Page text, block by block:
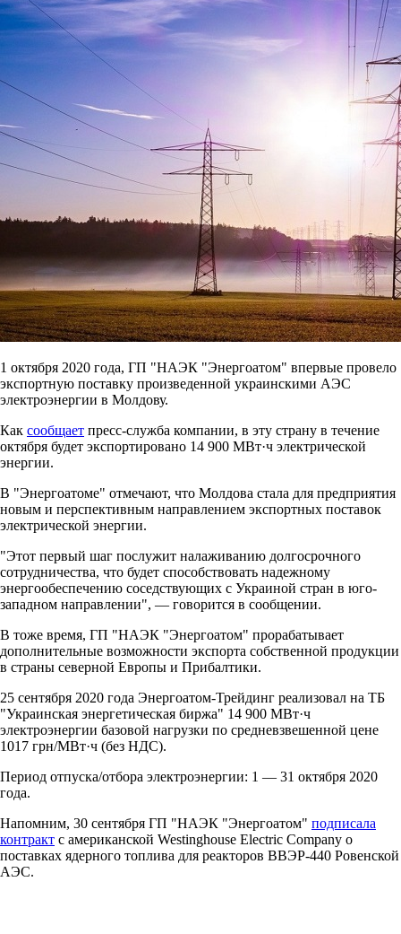
1 октября 2020 года, ГП "НАЭК "Энергоатом" впервые провело
экспортную поставку произведенной украинскими АЭС
электроэнергии в Молдову.
Как сообщает пресс-служба компании, в эту страну в течение
октября будет экспортировано 14 900 МВт·ч электрической
энергии.
В "Энергоатоме" отмечают, что Молдова стала для предприятия
новым и перспективным направлением экспортных поставок
электрической энергии.
"Этот первый шаг послужит налаживанию долгосрочного
сотрудничества, что будет способствовать надежному
энергообеспечению соседствующих с Украиной стран в юго-
западном направлении", — говорится в сообщении.
В тоже время, ГП "НАЭК "Энергоатом" прорабатывает
дополнительные возможности экспорта собственной продукции
в страны северной Европы и Прибалтики.
25 сентября 2020 года Энергоатом-Трейдинг реализовал на ТБ
"Украинская энергетическая биржа" 14 900 МВт·ч
электроэнергии базовой нагрузки по средневзвешенной цене
1017 грн/МВт·ч (без НДС).
Период отпуска/отбора электроэнергии: 1 — 31 октября 2020
года.
Напомним, 30 сентября ГП "НАЭК "Энергоатом" подписала
контракт с американской Westinghouse Electric Company о
поставках ядерного топлива для реакторов ВВЭР-440 Ровенской
АЭС.